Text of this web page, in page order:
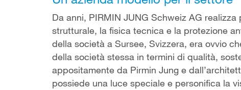
Da anni, PIRMIN JUNG Schweiz AG
strutturale, la fisica tecnica e la protezione
della società a Sursee, Svizzera, era ovvio
della società stessa in termini di qualità,
appositamente da Pirmin Jung e
possiede una luce speciale e personifica la